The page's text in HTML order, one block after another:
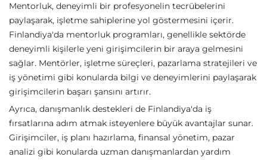
Mentorluk, deneyimli bir profesyonelin tecrübelerini
paylaşarak, işletme sahiplerine yol göstermesini içerir.
Finlandiya'da mentorluk programları, genellikle sektörde
deneyimli kişilerle yeni girişimcilerin bir araya gelmesini
sağlar. Mentörler, işletme süreçleri, pazarlama stratejileri ve
iş yönetimi gibi konularda bilgi ve deneyimlerini paylaşarak
girişimcilerin başarı şansını artırır.
Ayrıca, danışmanlık destekleri de Finlandiya'da iş
fırsatlarına adım atmak isteyenlere büyük avantajlar sunar.
Girişimciler, iş planı hazırlama, finansal yönetim, pazar
analizi gibi konularda uzman danışmanlardan yardım